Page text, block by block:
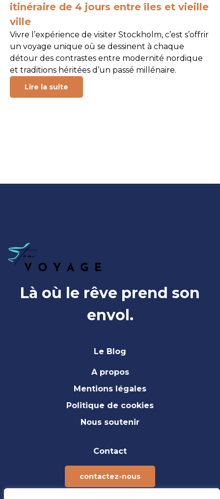
itinéraire de 4 jours entre îles et vieille
ville
Vivre l’expérience de visiter Stockholm, c’est s’offrir
un voyage unique où se dessinent à chaque
détour des contrastes entre modernité nordique
et traditions héritées d’un passé millénaire.
Lire la suite
Là où le rêve prend son
envol.
Le Blog
A propos
Mentions légales
Politique de cookies
Nous soutenir
Contact
contactez-nous